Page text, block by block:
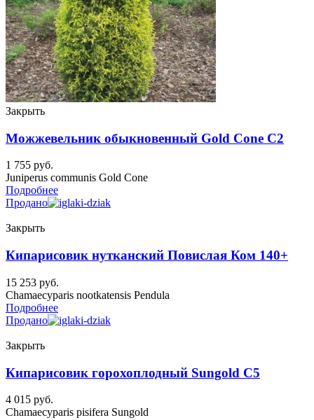
Закрыть
Можжевельник обыкновенный Gold Cone C2
1 755 руб.
Juniperus communis Gold Cone
Подробнее
Продано
Закрыть
Кипарисовик нутканский Повислая Ком 140+
15 253 руб.
Chamaecyparis nootkatensis Pendula
Подробнее
Продано
Закрыть
Кипарисовик горохоплодный Sungold C5
4 015 руб.
Chamaecyparis pisifera Sungold